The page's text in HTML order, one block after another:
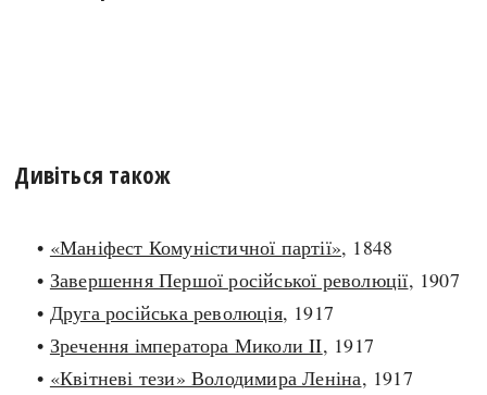
Дивіться також
• «Маніфест Комуністичної партії», 1848
• Завершення Першої російської революції, 1907
• Друга російська революція, 1917
• Зречення імператора Миколи II, 1917
• «Квітневі тези» Володимира Леніна, 1917